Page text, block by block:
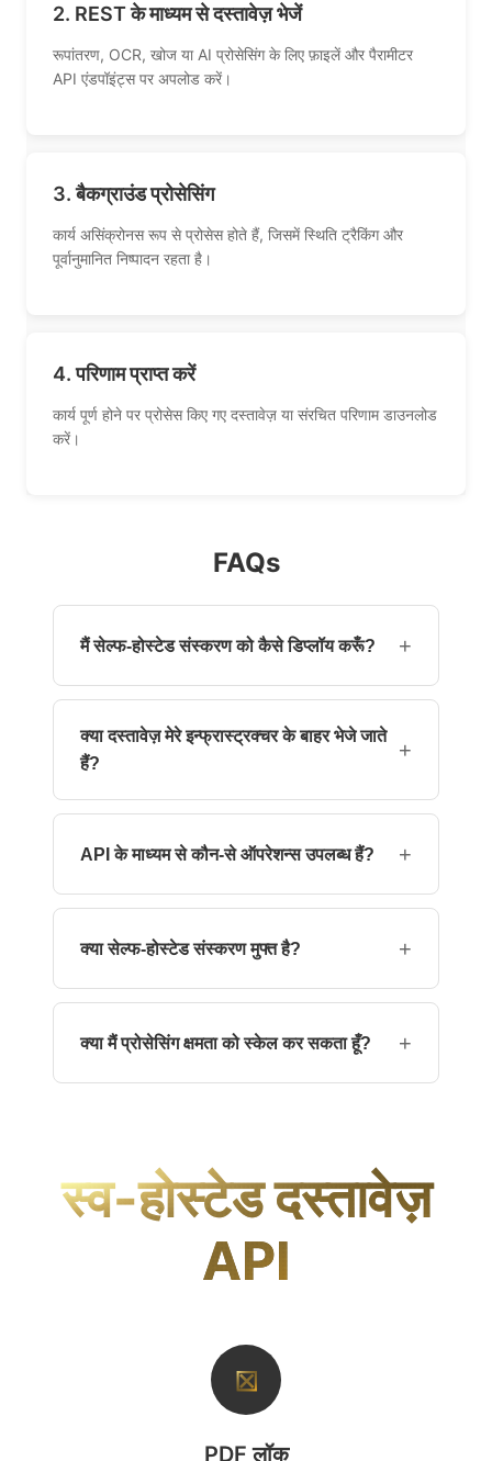
2. REST के माध्यम से दस्तावेज़ भेजें
रूपांतरण, OCR, खोज या AI प्रोसेसिंग के लिए फ़ाइलें और पैरामीटर
API एंडपॉइंट्स पर अपलोड करें।
3. बैकग्राउंड प्रोसेसिंग
कार्य असिंक्रोनस रूप से प्रोसेस होते हैं, जिसमें स्थिति ट्रैकिंग और
पूर्वानुमानित निष्पादन रहता है।
4. परिणाम प्राप्त करें
कार्य पूर्ण होने पर प्रोसेस किए गए दस्तावेज़ या संरचित परिणाम डाउनलोड
करें।
FAQs
मैं सेल्फ-होस्टेड संस्करण को कैसे डिप्लॉय करूँ? +
आप Linux Docker कंटेनर का उपयोग करके या अपने सर्वरों
क्या दस्तावेज़ मेरे इन्फ्रास्ट्रक्चर के बाहर भेजे जाते
हैं?
+
नहीं। सभी दस्तावेज़ प्रोसेसिंग आपके वातावरण के भीतर
API के माध्यम से कौन-से ऑपरेशन्स उपलब्ध हैं? +
PDF रूपांतरण, मर्ज, स्प्लिट, OCR, खोज, संपीड़न, साइनिंग,
क्या सेल्फ-होस्टेड संस्करण मुफ्त है? +
डेमो संस्करण सीमित है। भविष्य के रिलीज़ में पूर्ण सेल्फ-होस्टेड
क्या मैं प्रोसेसिंग क्षमता को स्केल कर सकता हूँ? +
स्व-होस्टेड दस्तावेज़
API
⊠
PDF लॉक